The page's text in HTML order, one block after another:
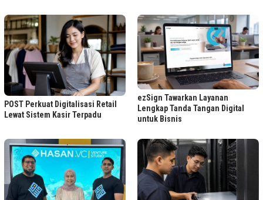
POST Perkuat Digitalisasi Retail
Lewat Sistem Kasir Terpadu
ezSign Tawarkan Layanan
Lengkap Tanda Tangan Digital
untuk Bisnis